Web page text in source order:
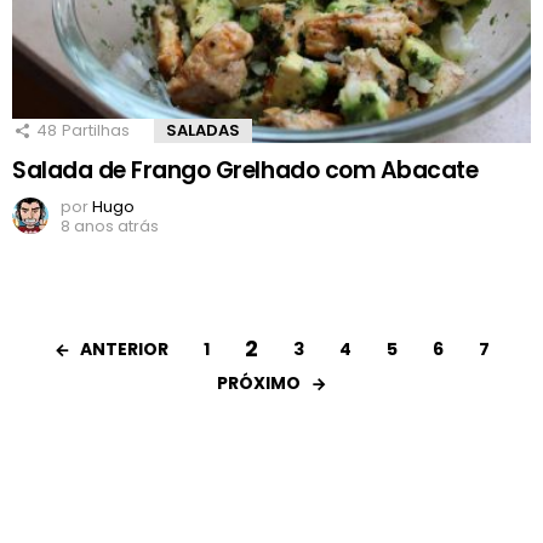
48 Partilhas SALADAS
Salada de Frango Grelhado com Abacate
porHugo
8 anos atrás
ANTERIOR 1 2 3 4 5 6
7
PRÓXIMO